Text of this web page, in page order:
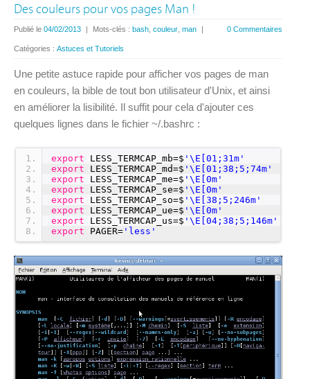
Des couleurs pour vos pages Man !
0 Commentaires
Publié le 04/02/2013 | Mots-clés : bash couleur man |
Catégories : Astuces et Tutoriels
Une petite astuce rapide pour afficher vos pages de man
en couleurs, la bible de tout bon utilisateur d'Unix, et ainsi
en améliorer la lisibilité. Il suffit pour cela d'ajouter ces
quelques lignes dans le fichier ~/.bashrc :
1
2
3
4
5
6
7
8
export LESS_TERMCAP_mb=$ '\E[01;31m'
export
LESS_TERMCAP_md=$ '\E[01;38;5;74m'
export
LESS_TERMCAP_me=$ '\E[0m'
export
LESS_TERMCAP_se=$ '\E[0m'
export
LESS_TERMCAP_so=$ '\E[38;5;246m'
export
LESS_TERMCAP_ue=$ '\E[0m'
export
LESS_TERMCAP_us=$ '\E[04;38;5;146m'
export
PAGER= 'less'